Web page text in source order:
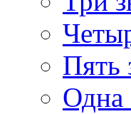
Пять
Одна